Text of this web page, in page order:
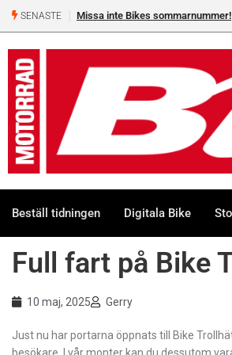
SENASTE Shelby Turner, klar för GGN
Beställ tidningen Digitala Bike
Full fart på Bike
10 maj, 2025 Gerry
Just nu har portarna öppnats till Bike
besökare. I vår monter kan du dessutom